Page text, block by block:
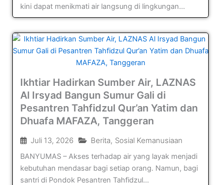
kini dapat menikmati air langsung di lingkungan...
Ikhtiar Hadirkan Sumber Air, LAZNAS
Al Irsyad Bangun Sumur Gali di
Pesantren Tahfidzul Qur’an Yatim dan
Dhuafa MAFAZA, Tanggeran
Juli 13, 2026 Berita, Sosial Kemanusiaan
BANYUMAS – Akses terhadap air yang layak menjadi
kebutuhan mendasar bagi setiap orang. Namun, bagi
santri di Pondok Pesantren Tahfidzul...